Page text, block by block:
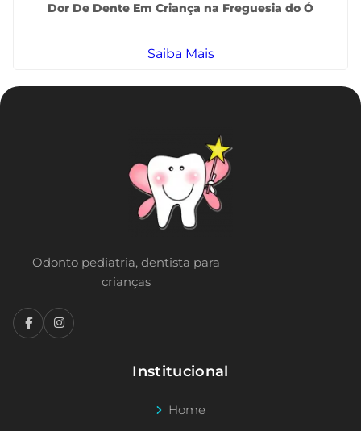
Dor De Dente Em Criança na Freguesia do Ó
Saiba Mais
Odonto pediatria, dentista para
crianças
Institucional
Home